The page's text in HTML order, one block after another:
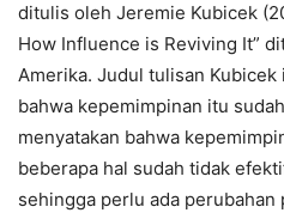
ditulis oleh Jeremie Kubicek
How Influence is Reviving It”
Amerika. Judul tulisan
bahwa kepemimpinan itu
menyatakan bahwa
beberapa hal sudah tidak
sehingga perlu ada perubahan